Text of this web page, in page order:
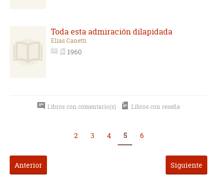
Toda esta admiración dilapidada
Elias Canetti
1960
Libros con comentario(s) Libros con reseña
Anterior
2 3 4 5 6
Siguiente